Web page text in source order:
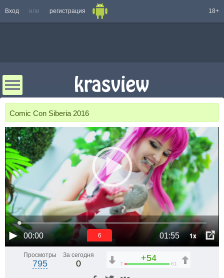
Вход или регистрация 18+
Comic Con Siberia 2016
00:00 01:55 1x
6
Просмотры
795
За сегодня
0
+54
7 61